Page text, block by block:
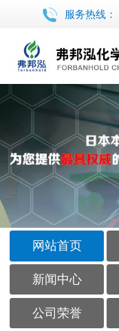
服务热线：
网站首页
新闻中心
公司荣誉